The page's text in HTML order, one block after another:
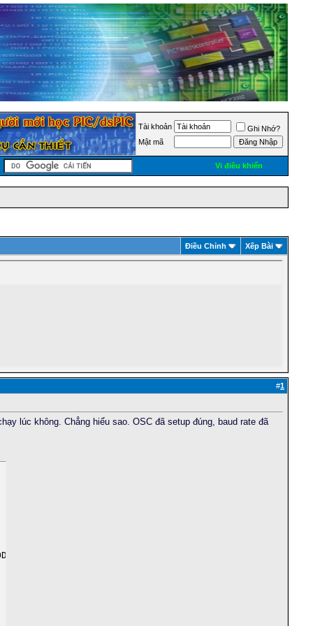
Tài khoản
Ghi Nhớ?
Mật mã
Vi điều khiển
Ðiều Chỉnh Xếp Bài
#1
lúc không. Chẳng hiểu sao. OSC đã setup đúng, baud rate đã
& _LVP_ON & _CPD_OFF & _DEBUG_OFF